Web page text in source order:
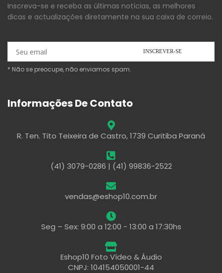
Inscreva-se e receba as últimas notícias, as melhores
dicas e actualizações diretamente na sua caixa de correio.
* Não se preocupe, não enviamos spam.
Informações De Contato
R. Ten. Tito Teixeira de Castro, 1739 Curitiba Paraná
(41) 3079-0286 | (41) 99836-2522
vendas@eshop10.com.br
Seg – Sex: 9:00 a 12:00 - 13:00 a 17:30hs
Eshop10 Foto Vídeo & Áudio
CNPJ: 104154050001-44